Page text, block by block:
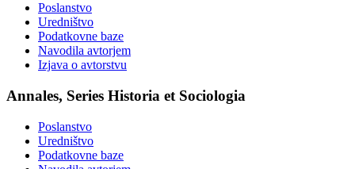
Poslanstvo
Uredništvo
Podatkovne baze
Navodila avtorjem
Izjava o avtorstvu
Annales, Series Historia et Sociologia
Poslanstvo
Uredništvo
Podatkovne baze